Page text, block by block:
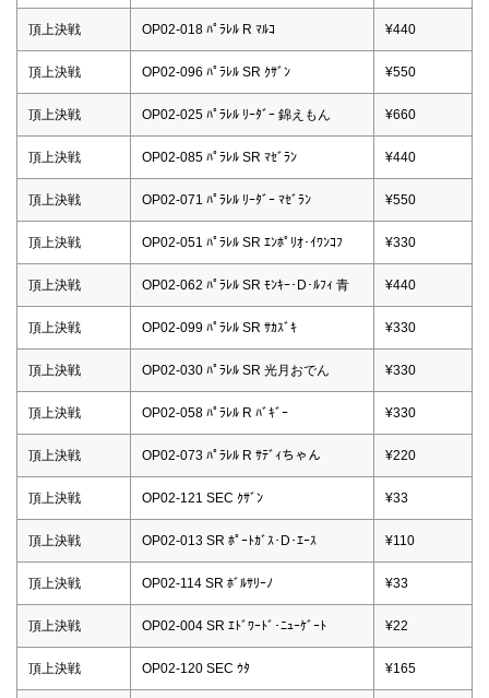
頂上決戦 OP02-018 ﾊﾟﾗﾚﾙ R ﾏﾙｺ ¥440
頂上決戦 OP02-096 ﾊﾟﾗﾚﾙ SR ｸｻﾞﾝ ¥550
頂上決戦 OP02-025 ﾊﾟﾗﾚﾙ ﾘｰﾀﾞｰ 錦えもん ¥660
頂上決戦 OP02-085 ﾊﾟﾗﾚﾙ SR ﾏｾﾞﾗﾝ ¥440
頂上決戦 OP02-071 ﾊﾟﾗﾚﾙ ﾘｰﾀﾞｰ ﾏｾﾞﾗﾝ ¥550
頂上決戦 OP02-051 ﾊﾟﾗﾚﾙ SR ｴﾝﾎﾟﾘｵ･ｲﾜﾝｺﾌ ¥330
頂上決戦 OP02-062 ﾊﾟﾗﾚﾙ SR ﾓﾝｷｰ･D･ﾙﾌｨ 青 ¥440
頂上決戦 OP02-099 ﾊﾟﾗﾚﾙ SR ｻｶｽﾞｷ ¥330
頂上決戦 OP02-030 ﾊﾟﾗﾚﾙ SR 光月おでん ¥330
頂上決戦 OP02-058 ﾊﾟﾗﾚﾙ R ﾊﾞｷﾞｰ ¥330
頂上決戦 OP02-073 ﾊﾟﾗﾚﾙ R ｻﾃﾞｨちゃん ¥220
頂上決戦 OP02-121 SEC ｸｻﾞﾝ ¥33
頂上決戦 OP02-013 SR ﾎﾟｰﾄｶﾞｽ･D･ｴｰｽ ¥110
頂上決戦 OP02-114 SR ﾎﾞﾙｻﾘｰﾉ ¥33
頂上決戦 OP02-004 SR ｴﾄﾞﾜｰﾄﾞ･ﾆｭｰｹﾞｰﾄ ¥22
頂上決戦 OP02-120 SEC ｳﾀ ¥165